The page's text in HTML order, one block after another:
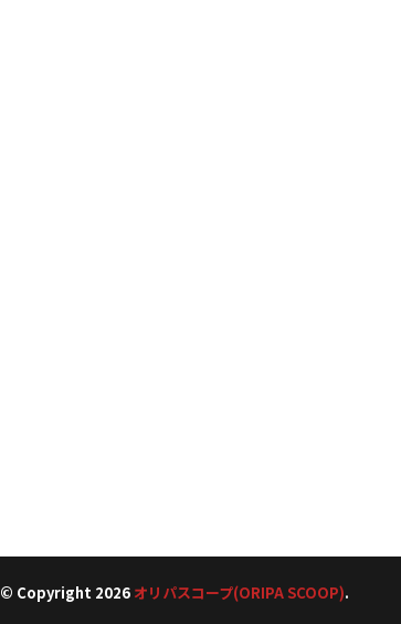
© Copyright 2026 オリパスコープ(ORIPA SCOOP).